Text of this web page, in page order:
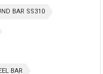
BAR SS310
BAR